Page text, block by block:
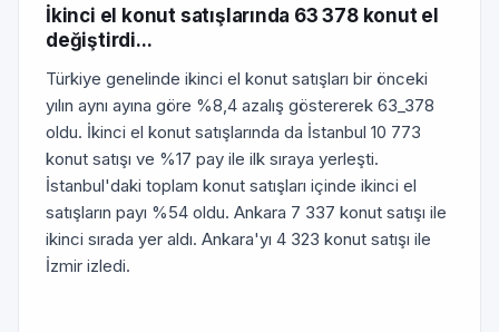
İkinci el konut satışlarında 63 378 konut el
değiştirdi...
Türkiye genelinde ikinci el konut satışları bir önceki
yılın aynı ayına göre %8,4 azalış göstererek 63_378
oldu. İkinci el konut satışlarında da İstanbul 10 773
konut satışı ve %17 pay ile ilk sıraya yerleşti.
İstanbul'daki toplam konut satışları içinde ikinci el
satışların payı %54 oldu. Ankara 7 337 konut satışı ile
ikinci sırada yer aldı. Ankara'yı 4 323 konut satışı ile
İzmir izledi.